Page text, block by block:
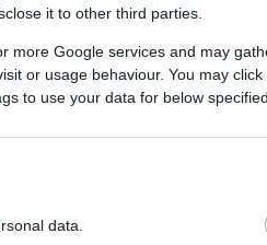
it to other third parties.
more Google services and may
or usage behaviour. You may
to use your data for below
data.
στο
τη μοιραία απόφαση
ποσότητα βότκας.
τους λόγους
φόρεσαν ακουστικά
κενό